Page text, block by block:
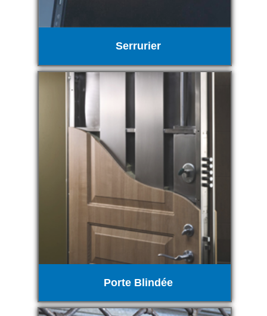
Serrurier
Porte Blindée